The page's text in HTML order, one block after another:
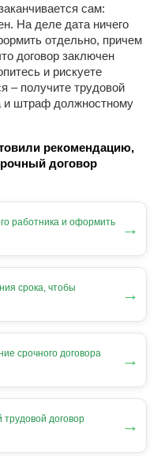
сам:
На деле дата ничего
отдельно, причем
договор заключен
и рискуете
– получите трудовой
и штраф должностному
рекомендацию,
договор
работника и оформить
→
срока, чтобы
→
срочного договора
→
договор
→